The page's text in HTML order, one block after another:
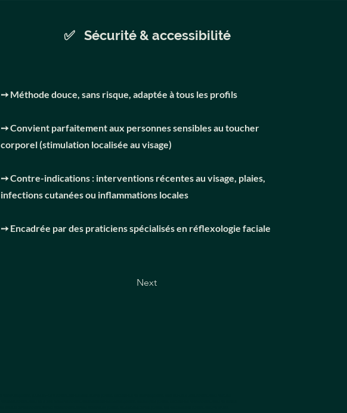
✅ Sécurité & accessibilité
➙ Méthode douce, sans risque, adaptée à tous les profils
➙ Convient parfaitement aux personnes sensibles au toucher
corporel (stimulation localisée au visage)
➙ Contre-indications : interventions récentes au visage, plaies,
infections cutanées ou inflammations locales
➙ Encadrée par des praticiens spécialisés en réflexologie faciale
Next